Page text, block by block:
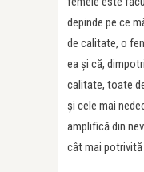
depinde pe ce
de calitate, o
ea și că,
calitate, toate
și cele mai
amplifică din
cât mai potrivită